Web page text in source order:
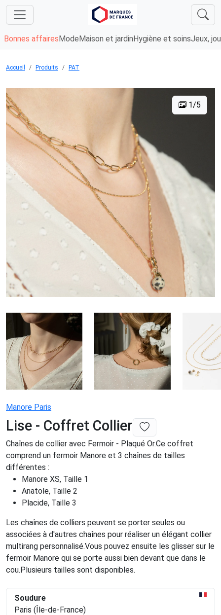
Bonnes affaires Mode Maison et jardin Hygiène et soinsJeux,
Accueil Produits PAT
1/5
Manore Paris
Lise - Coffret Collier
Chaînes de collier avec Fermoir - Plaqué Or.Ce coffret
comprend un fermoir Manore et 3 chaînes de tailles
différentes :
Manore XS, Taille 1
Anatole, Taille 2
Placide, Taille 3
Les chaînes de colliers peuvent se porter seules ou
associées à d'autres chaînes pour réaliser un élégant collier
multirang personnalisé.Vous pouvez ensuite les glisser sur le
fermoir Manore qui se porte aussi bien devant que dans le
cou.Plusieurs tailles sont disponibles.
Soudure
Paris (Île-de-France)